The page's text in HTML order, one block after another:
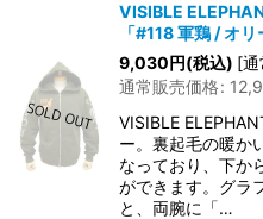
VISIBLE
「#118 軍鶏 / オリ
9,030円(税込) [通
通常販売価格:
VISIBLE
ー。裏起毛の暖か
なっており、下か
ができます。グラ
と、両腕に「…